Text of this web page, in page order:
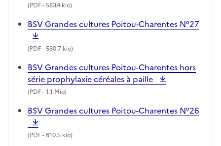
(PDF- 583.4 kio)
BSV Grandes cultures Poitou-Charentes N°27
(PDF- 530.7 kio)
BSV Grandes cultures Poitou-Charentes hors
série prophylaxie céréales à paille
(PDF- 1.1 Mio)
BSV Grandes cultures Poitou-Charentes N°26
(PDF- 610.5 kio)